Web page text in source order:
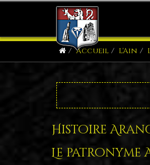
Accueil L'Ain
Histoire
Le patronyme